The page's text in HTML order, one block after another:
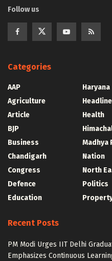
Follow us
Categories
AAP
Agriculture
Article
BJP
Business
Chandigarh
Congress
Defence
Education
Haryana
Headline
Health
Madhya
Nation
North
Politics
Recent Posts
PM Modi Urges IIT Delhi
Emphasizes Continuous